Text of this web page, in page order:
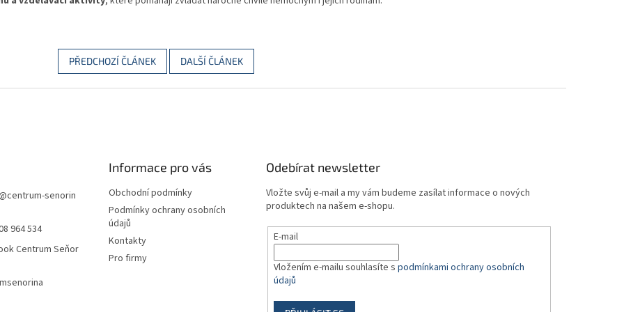
PŘEDCHOZÍ ČLÁNEK DALŠÍ ČLÁNEK
centrum-senorin
964 534
Centrum Seňor
Informace pro vás
Obchodní podmínky
Podmínky ochrany osobních
údajů
Kontakty
Pro firmy
Odebírat newsletter
Vložte svůj e-mail a my vám budeme zasílat informace o nových
produktech na našem e-shopu.
E-mail
Vložením e-mailu souhlasíte spodmínkami ochrany osobních
údajů